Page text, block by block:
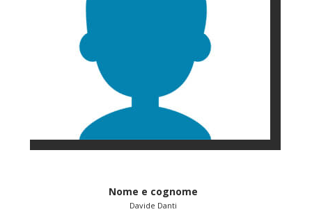
Nome e cognome
Davide Danti